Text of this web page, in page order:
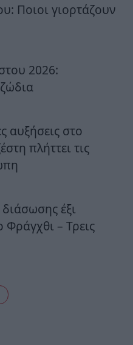
Ποιοι γιορτάζουν
2026:
αυξήσεις στο
πλήττει τις
έξι
– Τρεις